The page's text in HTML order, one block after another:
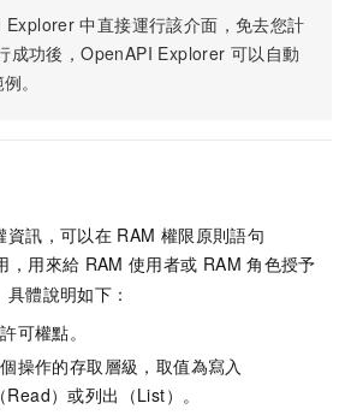
Explorer 中直接運行該介面，免去您計
成功後，OpenAPI Explorer 可以自動
。
資訊，可以在 RAM 權限原則語句
，用來給 RAM 使用者或 RAM 角色授予
具體說明如下：
可權點。
操作的存取層級，取值為寫入
Read）或列出（List）。